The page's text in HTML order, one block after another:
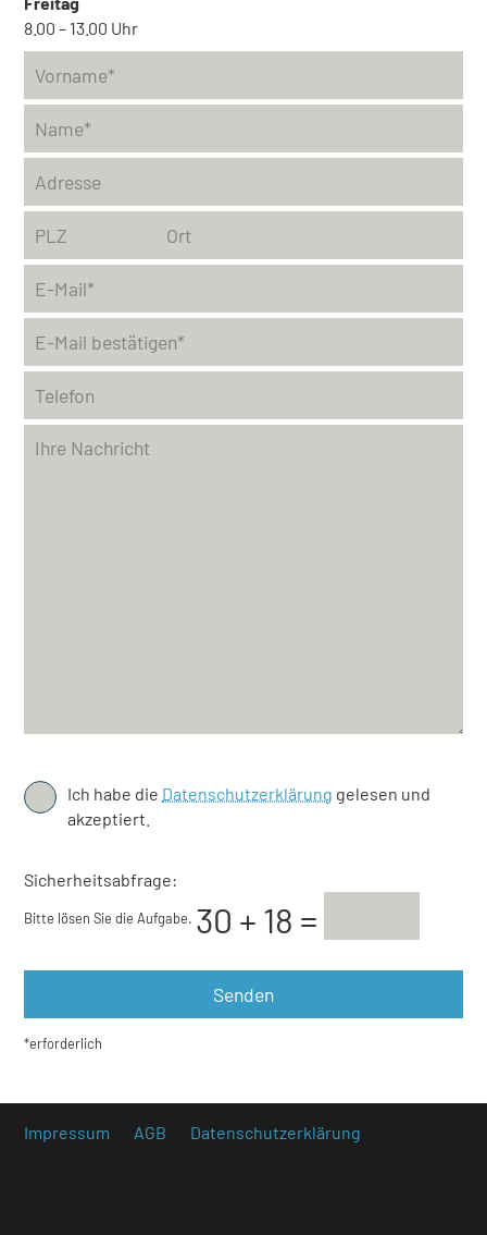
8.00 – 13.00 Uhr
Ich habe die Datenschutzerklärung gelesen und
akzeptiert.
Sicherheitsabfrage:
Bitte lösen Sie die Aufgabe.
*erforderlich
Impressum AGB Datenschutzerklärung